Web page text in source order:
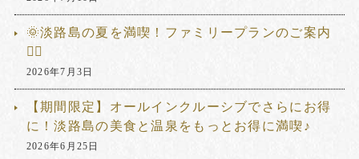
🌞淡路島の夏を満喫！ファミリープランのご案内
🏊‍♂️
2026年7月3日
【期間限定】オールインクルーシブでさらにお得
に！淡路島の美食と温泉をもっとお得に満喫♪
2026年6月25日